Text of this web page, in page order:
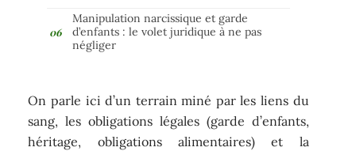
Manipulation narcissique et garde
d’enfants : le volet juridique à ne pas
négliger
On parle ici d’un terrain miné par les liens du
sang, les obligations légales (garde d’enfants,
héritage, obligations alimentaires) et la